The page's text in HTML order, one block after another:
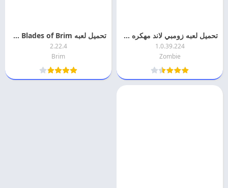
تحميل لعبه زومبي لاند مهكره Zombieland للاندرويد
1.0.39.224
Zombie
تحميل لعبه Blades of Brim مهكره 2026 اخر اصدار
2.22.4
Brim